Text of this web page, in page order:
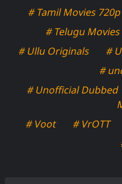
# Tamil Movies 720p
# Telugu Movies
# Ullu Originals
#
#
# Unofficial
# Voot
# VrOTT